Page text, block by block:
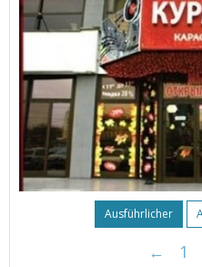
Ausführlicher
← 1